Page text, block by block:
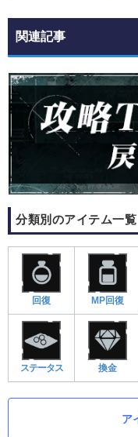
関連記事
分類別のアイテム一覧
回復 MP回復
ステータス 換金
ア